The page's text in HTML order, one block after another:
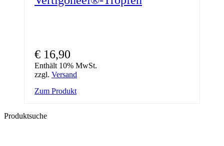
€ 16,90
Enthält 10% MwSt.
zzgl. Versand
Zum ProduktDieses
Produktsuche